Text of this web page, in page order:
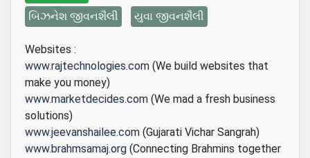
બિઝનેશ જીવનશૈલી યુવા જીવનશૈલી
Websites :
www.rajtechnologies.com (We build websites that
make you money)
www.marketdecides.com (We mad a fresh business
solutions)
www.jeevanshailee.com (Gujarati Vichar Sangrah)
www.brahmsamaj.org (Connecting Brahmins together